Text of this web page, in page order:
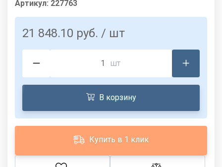
Артикул: 227763
21 848.10 руб. / шт
шт
В корзину
Купить в 1 клик